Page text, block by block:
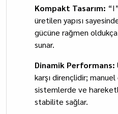
Kompakt Tasarım:
üretilen yapısı
gücüne rağmen
sunar.
Dinamik Performans:
karşı dirençlidir; manuel
sistemlerde ve
stabilite sağlar.